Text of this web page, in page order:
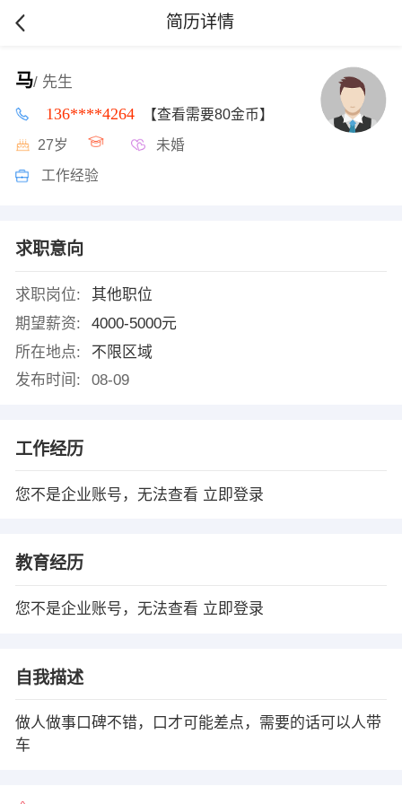
简历详情
马/ 先生
136****4264 【查看需要80金币】
27岁 未婚
工作经验
求职意向
求职岗位:
其他职位
期望薪资:
4000-5000元
所在地点:
不限区域
发布时间:
08-09
工作经历
您不是企业账号，无法查看 立即登录
教育经历
您不是企业账号，无法查看 立即登录
自我描述
做人做事口碑不错，口才可能差点，需要的话可以人带
车